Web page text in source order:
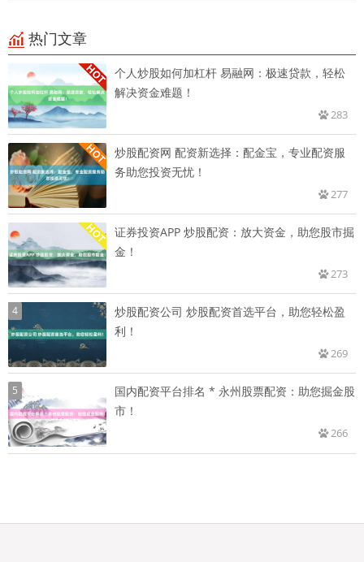
热门文章
个人炒股如何加杠杆 易融网：极速贷款，轻松
解决资金难题！
283
炒股配资网 配资新选择：配金宝，专业配资服
务助您投资无忧！
277
证券投资APP 炒股配资：放大资金，助您股市掘
金！
273
4
炒股配资公司 炒股配资首选平台，助您轻松盈
利！
269
5
国内配资平台排名 * 永州股票配资：助您掘金股
市！
266